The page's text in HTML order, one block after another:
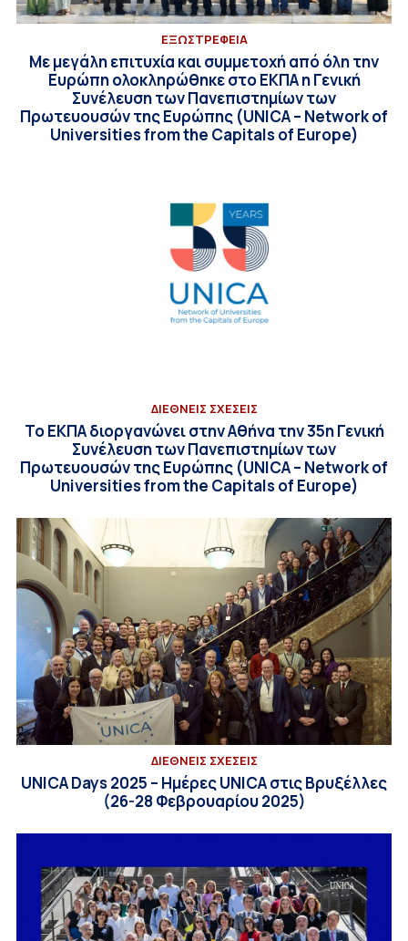
EΞΩΣΤΡΕΦΕΙΑ
Με μεγάλη επιτυχία και συμμετοχή από όλη την
Ευρώπη ολοκληρώθηκε στο ΕΚΠΑ η Γενική
Συνέλευση των Πανεπιστημίων των
Πρωτευουσών της Ευρώπης (UNICA – Network of
Universities from the Capitals of Europe)
ΔΙΕΘΝΕΙΣ ΣΧΕΣΕΙΣ
Το ΕΚΠΑ διοργανώνει στην Αθήνα την 35η Γενική
Συνέλευση των Πανεπιστημίων των
Πρωτευουσών της Ευρώπης (UNICA – Network of
Universities from the Capitals of Europe)
ΔΙΕΘΝΕΙΣ ΣΧΕΣΕΙΣ
UNICA Days 2025 – Ημέρες UNICA στις Βρυξέλλες
(26-28 Φεβρουαρίου 2025)